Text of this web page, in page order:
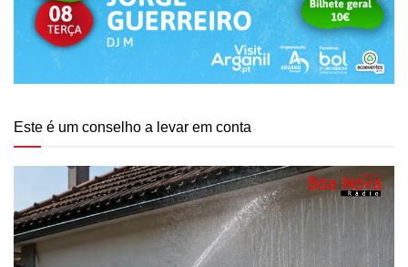
Este é um conselho a levar em conta